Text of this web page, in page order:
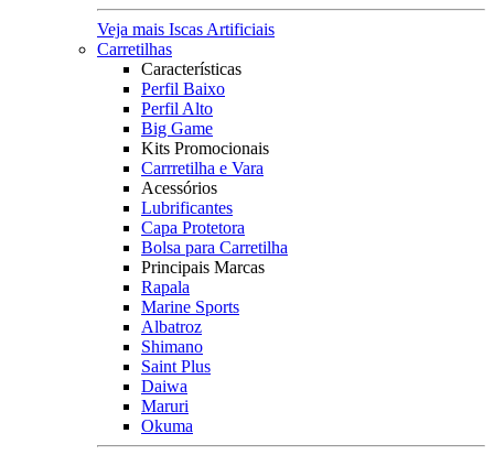
Veja mais Iscas Artificiais
Carretilhas
Características
Perfil Baixo
Perfil Alto
Big Game
Kits Promocionais
Carrretilha e Vara
Acessórios
Lubrificantes
Capa Protetora
Bolsa para Carretilha
Principais Marcas
Rapala
Marine Sports
Albatroz
Shimano
Saint Plus
Daiwa
Maruri
Okuma